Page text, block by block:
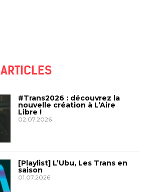
ARTICLES
#Trans2026 : découvrez la
nouvelle création à L’Aire
Libre !
02.07.2026
[Playlist] L’Ubu, Les Trans en
saison
01.07.2026